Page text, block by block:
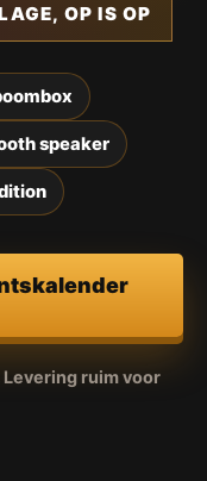
OP IS OP
speaker
ruim voor